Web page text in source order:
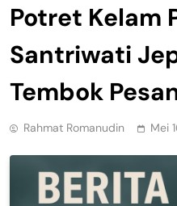
Potret Kelam
Santriwati
Tembok
Rahmat Romanudin Mei